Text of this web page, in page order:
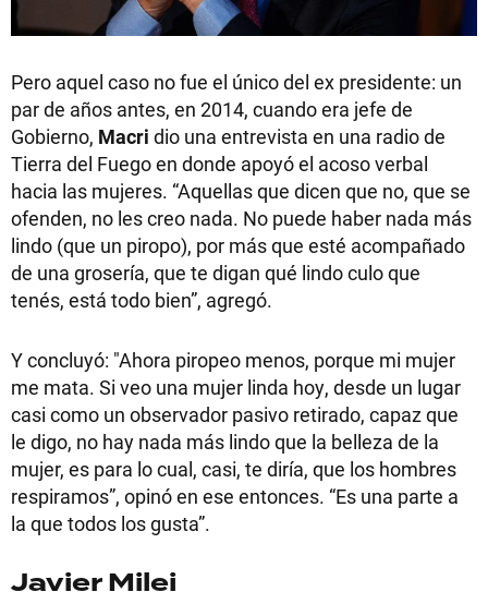
Pero aquel caso no fue el único del ex presidente: un
par de años antes, en 2014, cuando era jefe de
Gobierno, Macri dio una entrevista en una radio de
Tierra del Fuego en donde apoyó el acoso verbal
hacia las mujeres. “Aquellas que dicen que no, que se
ofenden, no les creo nada. No puede haber nada más
lindo (que un piropo), por más que esté acompañado
de una grosería, que te digan qué lindo culo que
tenés, está todo bien”, agregó.
Y concluyó: "Ahora piropeo menos, porque mi mujer
me mata. Si veo una mujer linda hoy, desde un lugar
casi como un observador pasivo retirado, capaz que
le digo, no hay nada más lindo que la belleza de la
mujer, es para lo cual, casi, te diría, que los hombres
respiramos”, opinó en ese entonces. “Es una parte a
la que todos los gusta”.
Javier Milei